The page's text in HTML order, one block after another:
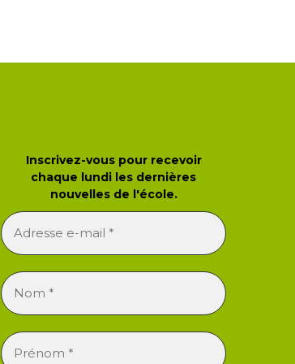
Inscrivez-vous pour recevoir
chaque lundi les dernières
nouvelles de l'école.